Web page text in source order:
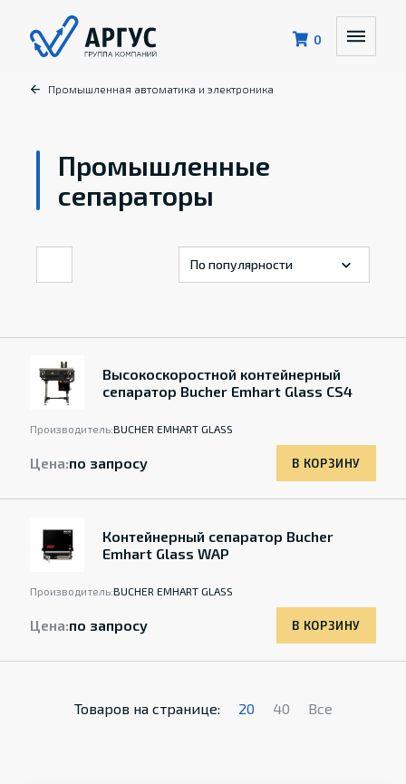
0
Промышленная автоматика и электроника
Промышленные
сепараторы
Высокоскоростной контейнерный
сепаратор Bucher Emhart Glass CS4
Производитель:BUCHER EMHART GLASS
Цена:по запросу В КОРЗИНУ
Контейнерный сепаратор Bucher
Emhart Glass WAP
Производитель:BUCHER EMHART GLASS
Цена:по запросу В КОРЗИНУ
Товаров на странице: 20 40 Все